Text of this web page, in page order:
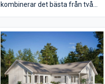
kombinerar det bästa från två
planlösning rum för det mesta.
Vardagsrummet ligger under det
öppna ryggåstaket och är delvis
sammanlänkat med kök och
matplats. Dessutom finns det
hela fyra sovrum samt ett allrum.